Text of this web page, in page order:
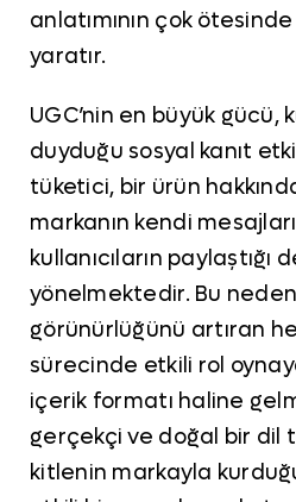
anlatımının çok
yaratır.
UGC’nin en büyük gücü,
duyduğu sosyal kanıt
tüketici, bir ürün
markanın kendi
kullanıcıların paylaştığı
yönelmektedir. Bu
görünürlüğünü artıran
sürecinde etkili rol
içerik formatı haline
gerçekçi ve doğal bir dil
kitlenin markayla